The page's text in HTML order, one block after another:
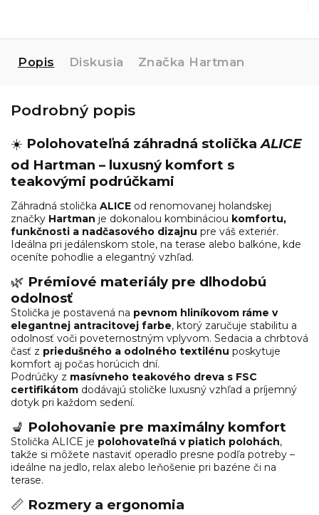
Popis Diskusia Značka Hartman
Podrobný popis
☀️ Polohovateľná záhradná stoličkaALICE
od Hartman – luxusný komfort s
teakovými podrúčkami
Záhradná stolička ALICE od renomovanej holandskej
značky Hartman je dokonalou kombináciou komfortu,
funkčnosti a nadčasového dizajnu pre váš exteriér.
Ideálna pri jedálenskom stole, na terase alebo balkóne, kde
oceníte pohodlie a elegantný vzhľad.
🌿 Prémiové materiály pre dlhodobú
odolnosť
Stolička je postavená na pevnom hliníkovom ráme v
elegantnej antracitovej farbe, ktorý zaručuje stabilitu a
odolnosť voči poveternostným vplyvom. Sedacia a chrbtová
časť z priedušného a odolného textilénu poskytuje
komfort aj počas horúcich dní.
Podrúčky z masívneho teakového dreva s FSC
certifikátom dodávajú stoličke luxusný vzhľad a príjemný
dotyk pri každom sedení.
💺 Polohovanie pre maximálny komfort
Stolička ALICE je polohovateľná v piatich polohách,
takže si môžete nastaviť operadlo presne podľa potreby –
ideálne na jedlo, relax alebo leňošenie pri bazéne či na
terase.
📏 Rozmery a ergonomia